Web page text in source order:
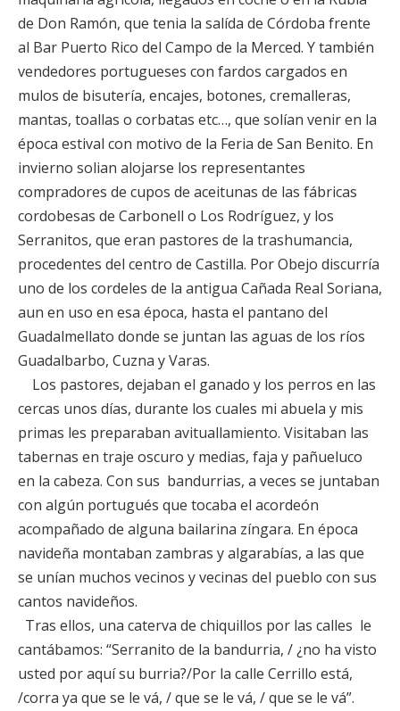
de Don Ramón, que tenia la salída de Córdoba frente
al Bar Puerto Rico del Campo de la Merced. Y también
vendedores portugueses con fardos cargados en
mulos de bisutería, encajes, botones, cremalleras,
mantas, toallas o corbatas etc…, que solían venir en la
época estival con motivo de la Feria de San Benito. En
invierno solian alojarse los representantes
compradores de cupos de aceitunas de las fábricas
cordobesas de Carbonell o Los Rodríguez, y los
Serranitos, que eran pastores de la trashumancia,
procedentes del centro de Castilla. Por Obejo discurría
uno de los cordeles de la antigua Cañada Real Soriana,
aun en uso en esa época, hasta el pantano del
Guadalmellato donde se juntan las aguas de los ríos
Guadalbarbo, Cuzna y Varas.
Los pastores, dejaban el ganado y los perros en las
cercas unos días, durante los cuales mi abuela y mis
primas les preparaban avituallamiento. Visitaban las
tabernas en traje oscuro y medias, faja y pañueluco
en la cabeza. Con sus bandurrias, a veces se juntaban
con algún portugués que tocaba el acordeón
acompañado de alguna bailarina zíngara. En época
navideña montaban zambras y algarabías, a las que
se unían muchos vecinos y vecinas del pueblo con sus
cantos navideños.
Tras ellos, una caterva de chiquillos por las calles le
cantábamos: “Serranito de la bandurria, / ¿no ha visto
usted por aquí su burria?/Por la calle Cerrillo está,
/corra ya que se le vá, / que se le vá, / que se le vá”.